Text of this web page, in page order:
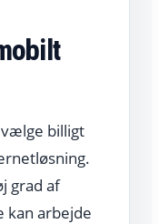
billigt
grad af
kan arbejde